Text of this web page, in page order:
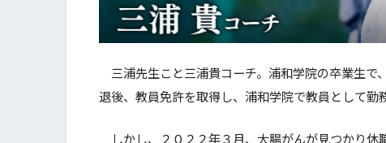
三浦先生こと三浦貴コーチ。浦和学院の卒業生で
退後、教員免許を取得し、浦和学院で教員として勤
しかし、２０２２年３月、大腸がんが見つかり